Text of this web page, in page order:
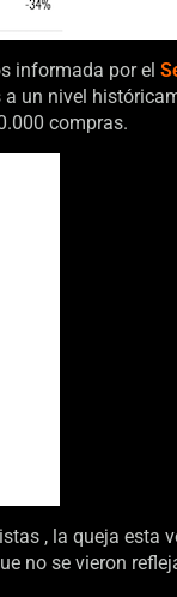
informada por el
un nivel
compras.
, la queja esta
no se vieron